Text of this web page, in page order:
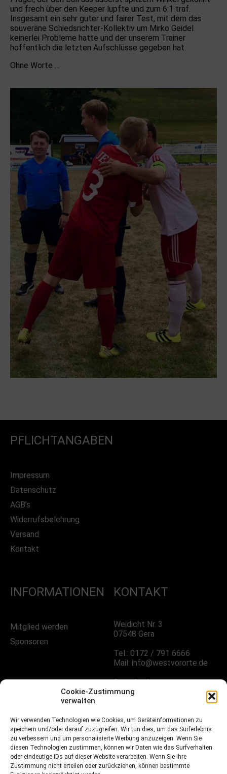
Cookie-Zustimmung
verwalten
Wir verwenden Technologien wie Cookies, um Geräteinformationen zu
speichern und/oder darauf zuzugreifen. Wir tun dies, um das Surferlebnis
zu verbessern und um personalisierte Werbung anzuzeigen. Wenn Sie
diesen Technologien zustimmen, können wir Daten wie das Surfverhalten
oder eindeutige IDs auf dieser Website verarbeiten. Wenn Sie Ihre
Zustimmung nicht erteilen oder zurückziehen, können bestimmte
und frech über den Keeper lupfte und zum 6:1 traf.
Insgesamt ein sehr guter und fairer Test, mit dem das
souveräne Schiedsrichter-Kollektiv um Mirko Geidel
keinerlei Probleme hatte und der unserem Trainer
hoffentlich die letzten Aufschlüsse gegeben hat.
Ohne Worte …
PFLICHTANGABEN
Impressum
Datenschutz
AGB’s
Widerrufsbelehrung
Versand
Kontakt
INFORMATIONEN
Mitglied werden
Sponsoren
KONTAKT
Weidicht Nr. 3
07548 Gera
Tel.: 0172 / 791 6666
Mail: info@westvororte.de
Sprechzeiten:
Nach Vereinbarung
FOLGE UNS!
Facebook